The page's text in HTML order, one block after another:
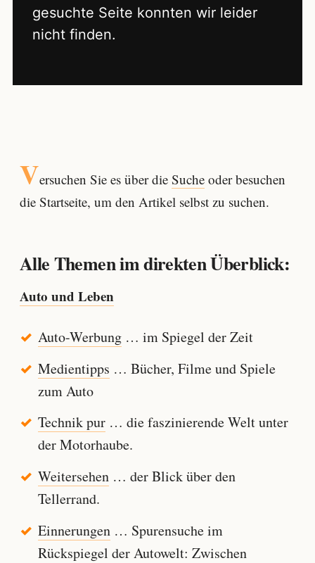
gesuchte Seite konnten wir leider
nicht finden.
Versuchen Sie es über die Sucheoder besuchen
die Startseite, um den Artikel selbst zu suchen.
Alle Themen im direkten Überblick:
Auto und Leben
Auto-Werbung… im Spiegel der Zeit
Medientipps … Bücher, Filme und Spiele
zum Auto
Technik pur… die faszinierende Welt unter
der Motorhaube.
Weitersehen… der Blick über den
Tellerrand.
Einnerungen… Spurensuche im
Rückspiegel der Autowelt: Zwischen